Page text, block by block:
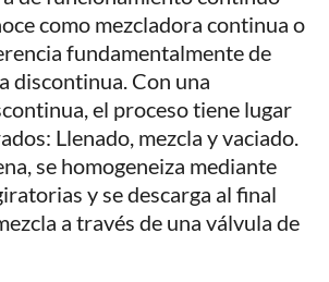
como mezcladora continua o
fundamentalmente de
discontinua. Con una
el proceso tiene lugar
Llenado, mezcla y vaciado.
se homogeneiza mediante
y se descarga al final
a través de una válvula de